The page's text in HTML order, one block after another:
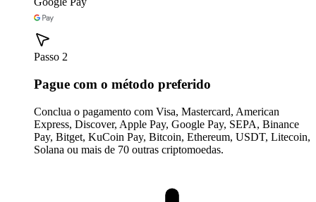
Passo 2
Pague com o método preferido
Conclua o pagamento com Visa, Mastercard, American
Express, Discover, Apple Pay, Google Pay, SEPA, Binance
Pay, Bitget, KuCoin Pay, Bitcoin, Ethereum, USDT, Litecoin,
Solana ou mais de 70 outras criptomoedas.